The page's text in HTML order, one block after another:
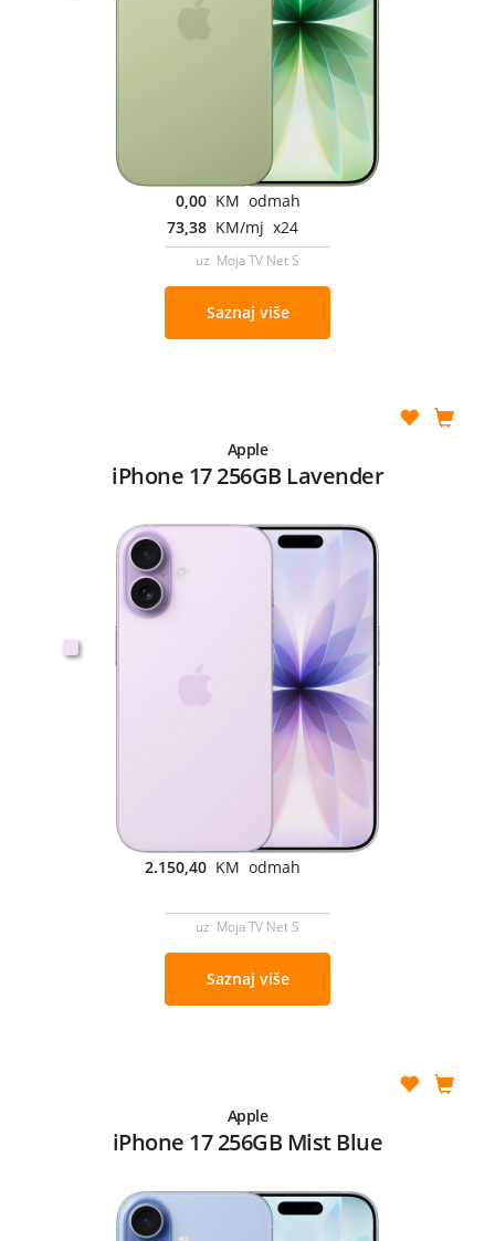
0,00 KM odmah
73,38 KM/mj x24
uz Moja TV Net S
Saznaj više
Apple
iPhone 17 256GB Lavender
2.150,40 KM odmah
uz Moja TV Net S
Saznaj više
Apple
iPhone 17 256GB Mist Blue